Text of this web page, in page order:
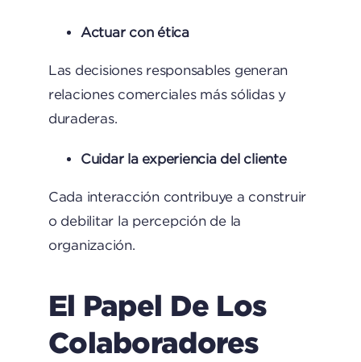
Actuar con ética
Las decisiones responsables generan
relaciones comerciales más sólidas y
duraderas.
Cuidar la experiencia del cliente
Cada interacción contribuye a construir
o debilitar la percepción de la
organización.
El Papel De Los
Colaboradores